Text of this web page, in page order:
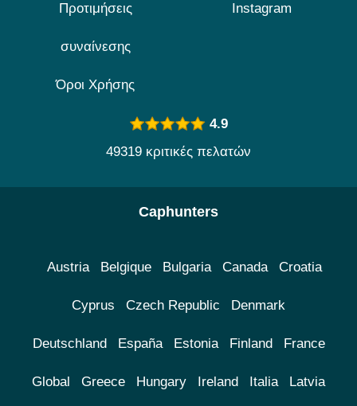
Προτιμήσεις
συναίνεσης
Όροι Χρήσης
Instagram
4.9
49319 κριτικές πελατών
Caphunters
Austria Belgique Bulgaria Canada Croatia
Cyprus Czech Republic Denmark
Deutschland España Estonia Finland France
Global Greece Hungary Ireland Italia Latvia